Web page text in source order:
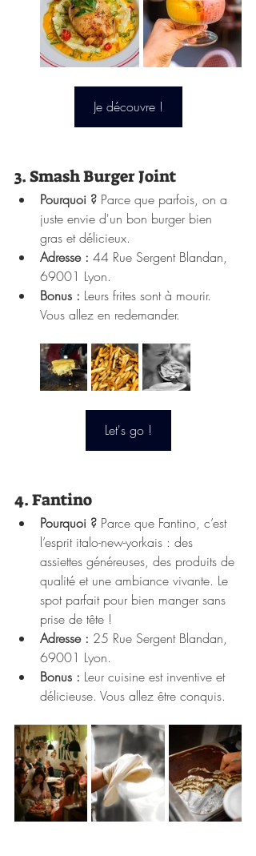
Je découvre !
3. Smash Burger Joint
Pourquoi ? Parce que parfois, on a
juste envie d'un bon burger bien
gras et délicieux.
Adresse : 44 Rue Sergent Blandan,
69001 Lyon.
Bonus : Leurs frites sont à mourir.
Vous allez en redemander.
Let's go !
4. Fantino
Pourquoi ? Parce que Fantino, c’est
l’esprit italo-new-yorkais : des
assiettes généreuses, des produits de
qualité et une ambiance vivante. Le
spot parfait pour bien manger sans
prise de tête !
Adresse : 25 Rue Sergent Blandan,
69001 Lyon.
Bonus : Leur cuisine est inventive et
délicieuse. Vous allez être conquis.